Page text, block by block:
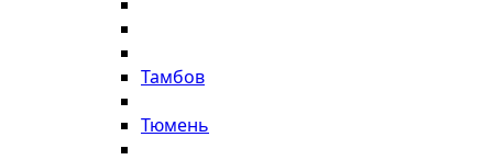
Тамбов
Тюмень